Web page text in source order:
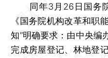
同年3月26日国务院
《国务院机构改革和职
知”明确要求：由中央编
完成房屋登记、林地登